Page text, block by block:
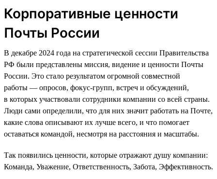
Корпоративные ценности
Почты России
В декабре 2024 года на стратегической сессии Правительства
РФ были представлены миссия, видение и ценности Почты
России. Это стало результатом огромной совместной
работы — опросов, фокус-групп, встреч и обсуждений,
в которых участвовали сотрудники компании со всей страны.
Люди сами определили, что для них значит работать на Почте,
какие слова описывают их лучше всего, и что помогает
оставаться командой, несмотря на расстояния и масштабы.
Так появились ценности, которые отражают душу компании:
Команда, Уважение, Ответственность, Забота, Эффективность.